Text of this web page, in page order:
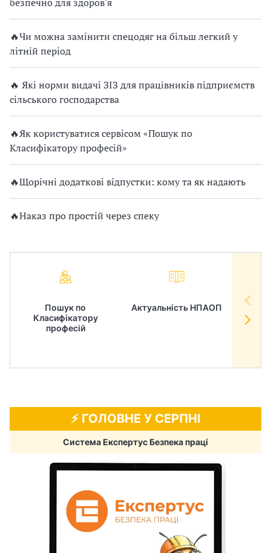
🔥Чи можна замінити спецодяг на більш легкий у
літній період
🔥 Які норми видачі ЗІЗ для працівників підприємств
сільського господарства
🔥Як користуватися сервісом «Пошук по
Класифікатору професій»
🔥Щорічні додаткові відпустки: кому та як надають
🔥Наказ про простій через спеку
Пошук по
Класифікатору
професій
Актуальність НПАОП
⚡️ ГОЛОВНЕ У СЕРПНІ
Система Експертус Безпека праці